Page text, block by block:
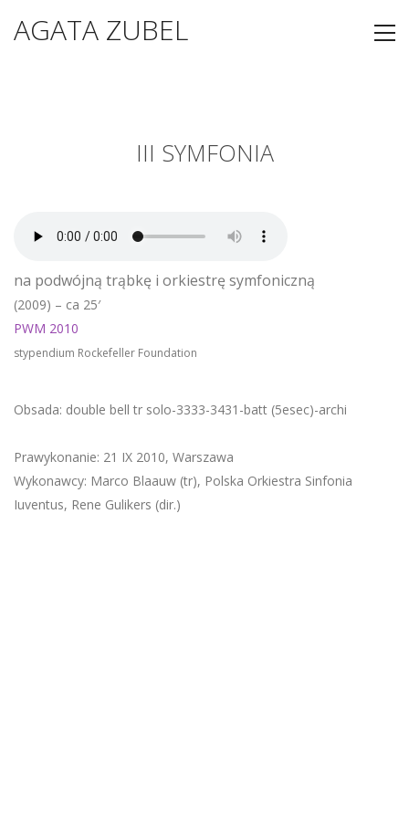
AGATA ZUBEL
III SYMFONIA
na podwójną trąbkę i orkiestrę symfoniczną
(2009) – ca 25′
PWM 2010
stypendium Rockefeller Foundation
Obsada: double bell tr solo-3333-3431-batt (5esec)-archi
Prawykonanie: 21 IX 2010, Warszawa
Wykonawcy: Marco Blaauw (tr), Polska Orkiestra Sinfonia
Iuventus, Rene Gulikers (dir.)